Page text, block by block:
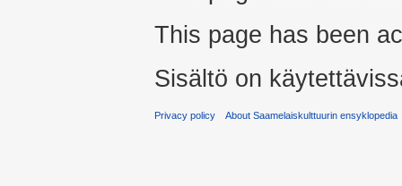
This page has been
Sisältö on
Privacy policy About Saamelaiskulttuurin ensyklopedia